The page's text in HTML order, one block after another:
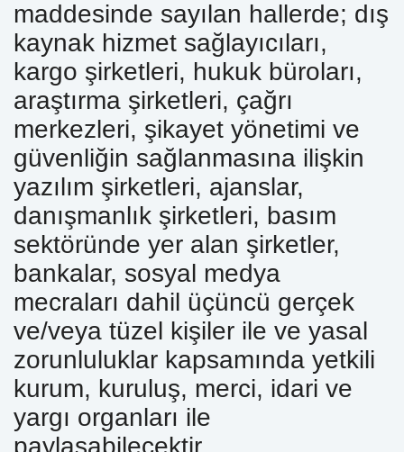
maddesinde sayılan hallerde; dış
kaynak hizmet sağlayıcıları,
kargo şirketleri, hukuk büroları,
araştırma şirketleri, çağrı
merkezleri, şikayet yönetimi ve
güvenliğin sağlanmasına ilişkin
yazılım şirketleri, ajanslar,
danışmanlık şirketleri, basım
sektöründe yer alan şirketler,
bankalar, sosyal medya
mecraları dahil üçüncü gerçek
ve/veya tüzel kişiler ile ve yasal
zorunluluklar kapsamında yetkili
kurum, kuruluş, merci, idari ve
yargı organları ile
paylaşabilecektir.